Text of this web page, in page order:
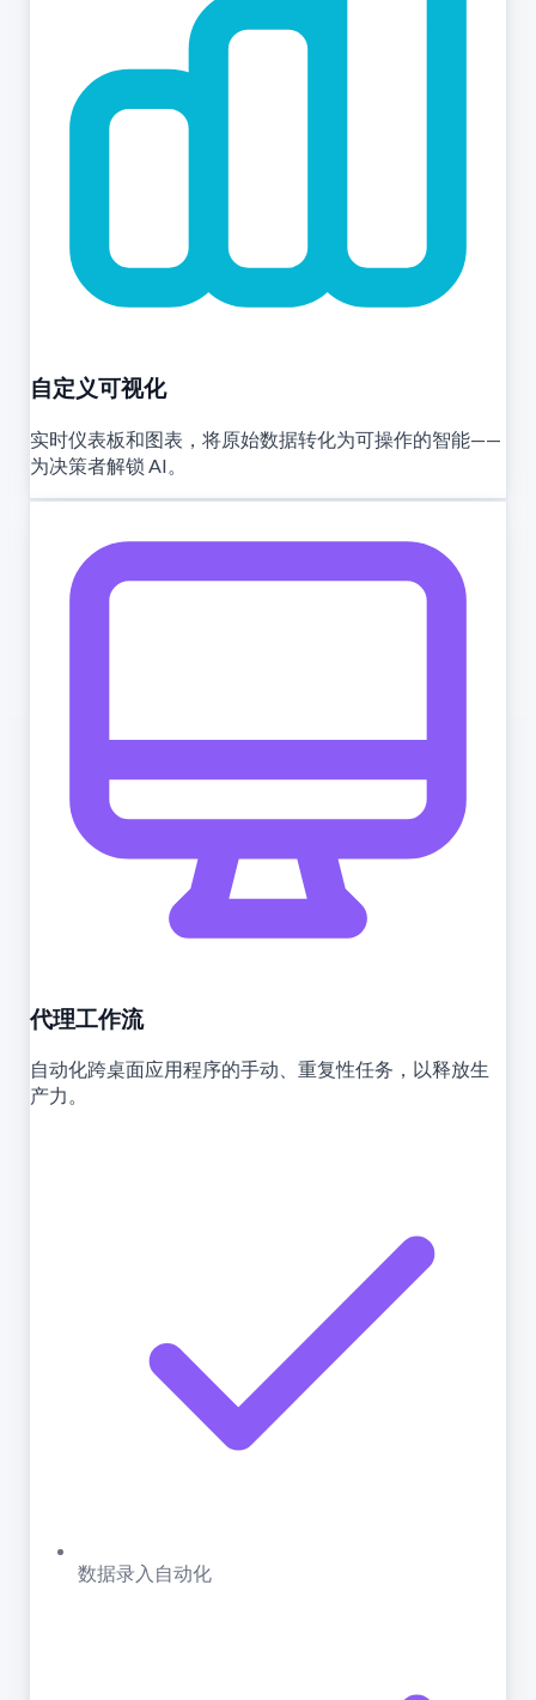
自定义可视化
实时仪表板和图表，将原始数据转化为可操作的智能——
为决策者解锁 AI。
代理工作流
自动化跨桌面应用程序的手动、重复性任务，以释放生
产力。
数据录入自动化